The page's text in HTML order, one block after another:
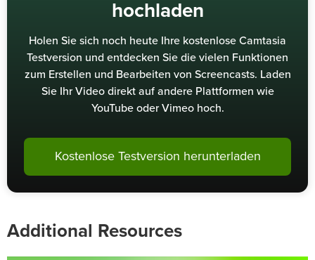
hochladen
Holen Sie sich noch heute Ihre kostenlose Camtasia
Testversion und entdecken Sie die vielen Funktionen
zum Erstellen und Bearbeiten von Screencasts. Laden
Sie Ihr Video direkt auf andere Plattformen wie
YouTube oder Vimeo hoch.
Kostenlose Testversion herunterladen
Additional Resources